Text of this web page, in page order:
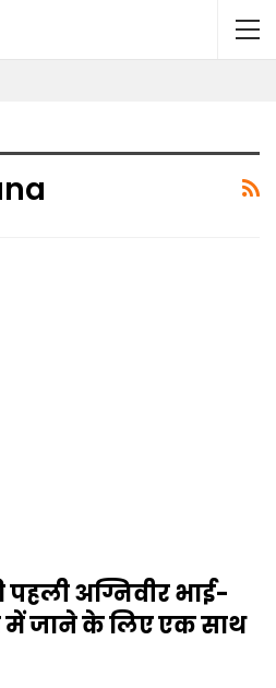
अग्निवीर भाई-
में जाने के लिए एक साथ